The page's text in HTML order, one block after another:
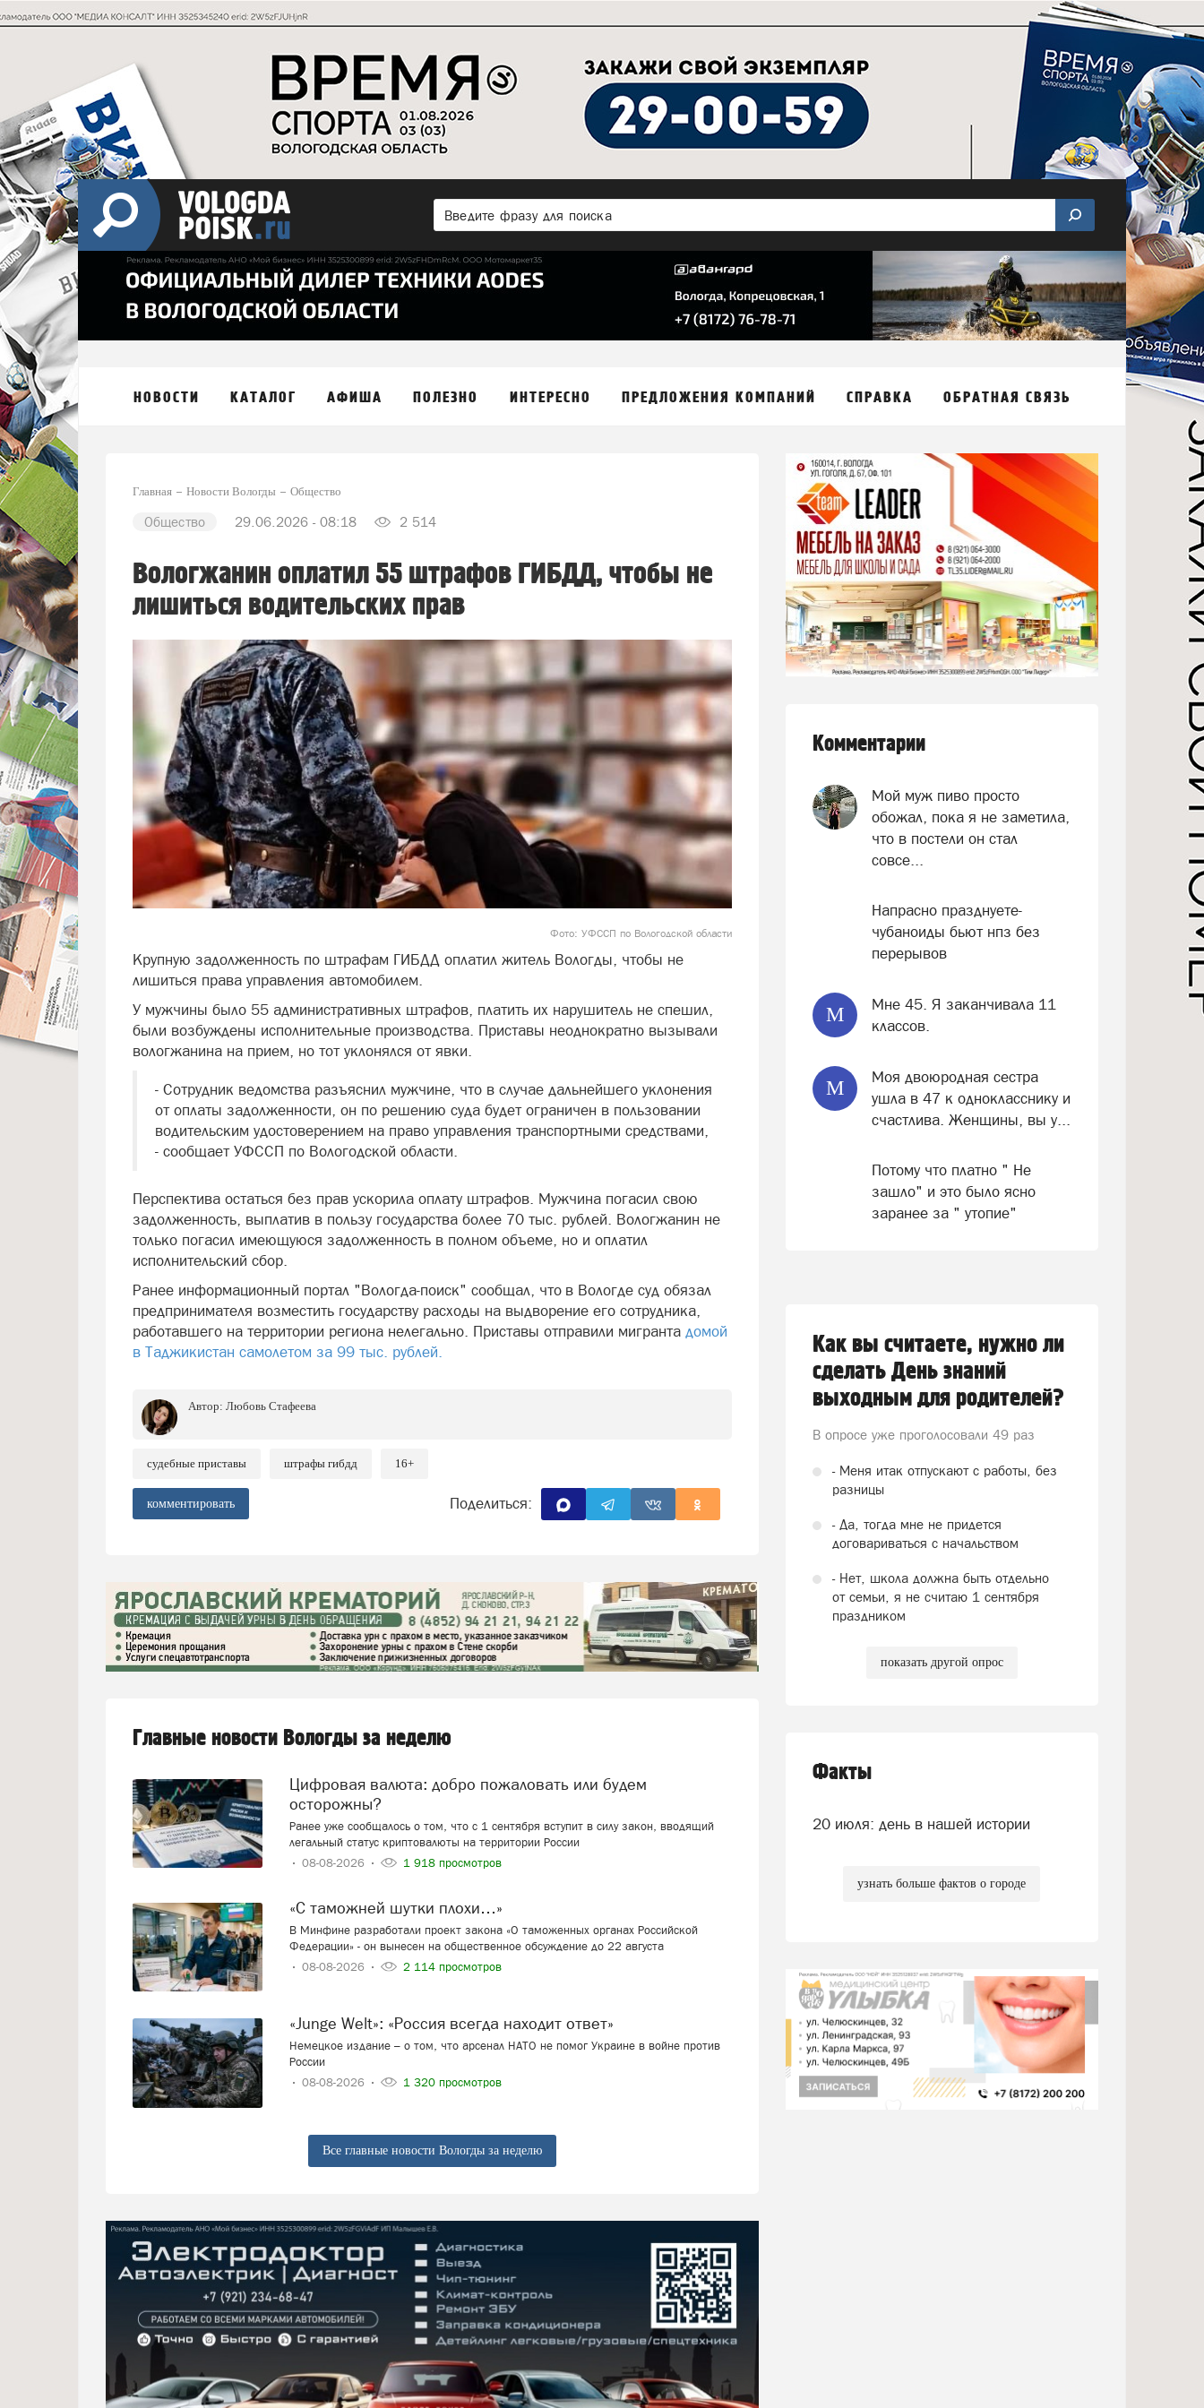
НОВОСТИ КАТАЛОГ АФИША ПОЛЕЗНО ИНТЕРЕСНО ПРЕДЛОЖЕНИЯ КОМПАНИЙ СПРАВКА ОБРАТНАЯ СВЯЗЬ
Главная Новости Вологды Общество
Общество 29.06.2026 - 08:18 2 514
Вологжанин оплатил 55 штрафов ГИБДД, чтобы не
лишиться водительских прав
Фото: УФССП по Вологодской области
Крупную задолженность по штрафам ГИБДД оплатил житель Вологды, чтобы не
лишиться права управления автомобилем.
У мужчины было 55 административных штрафов, платить их нарушитель не спешил,
были возбуждены исполнительные производства. Приставы неоднократно вызывали
вологжанина на прием, но тот уклонялся от явки.
- Сотрудник ведомства разъяснил мужчине, что в случае дальнейшего уклонения
от оплаты задолженности, он по решению суда будет ограничен в пользовании
водительским удостоверением на право управления транспортными средствами,
- сообщает УФССП по Вологодской области.
Перспектива остаться без прав ускорила оплату штрафов. Мужчина погасил свою
задолженность, выплатив в пользу государства более 70 тыс. рублей. Вологжанин не
только погасил имеющуюся задолженность в полном объеме, но и оплатил
исполнительский сбор.
Ранее информационный портал "Вологда-поиск" сообщал, что в Вологде суд обязал
предпринимателя возместить государству расходы на выдворение его сотрудника,
работавшего на территории региона нелегально. Приставы отправили мигранта домой
в Таджикистан самолетом за 99 тыс. рублей.
Автор: Любовь Стафеева
судебные приставы штрафы гибдд 16+
комментировать Поделиться:
Главные новости Вологды за неделю
Цифровая валюта: добро пожаловать или будем
осторожны?
Ранее уже сообщалось о том, что с 1 сентября вступит в силу закон, вводящий
легальный статус криптовалюты на территории России
08-08-2026
1 918 просмотров
«С таможней шутки плохи…»
В Минфине разработали проект закона «О таможенных органах Российской
Федерации» - он вынесен на общественное обсуждение до 22 августа
08-08-2026
2 114 просмотров
«Junge Welt»: «Россия всегда находит ответ»
Немецкое издание – о том, что арсенал НАТО не помог Украине в войне против
России
08-08-2026
1 320 просмотров
Все главные новости Вологды за неделю
Комментарии
Мой муж пиво просто
обожал, пока я не заметила,
что в постели он стал
совсе...
Напрасно празднуете-
чубаноиды бьют нпз без
перерывов
М
Мне 45. Я заканчивала 11
классов.
М
Моя двоюродная сестра
ушла в 47 к однокласснику и
счастлива. Женщины, вы у...
Потому что платно " Не
зашло" и это было ясно
заранее за " утопие"
Как вы считаете, нужно ли
сделать День знаний
выходным для родителей?
В опросе уже проголосовали 49 раз
- Меня итак отпускают с работы, без
разницы
- Да, тогда мне не придется
договариваться с начальством
- Нет, школа должна быть отдельно
от семьи, я не считаю 1 сентября
праздником
показать другой опрос
Факты
20 июля: день в нашей истории
узнать больше фактов о городе